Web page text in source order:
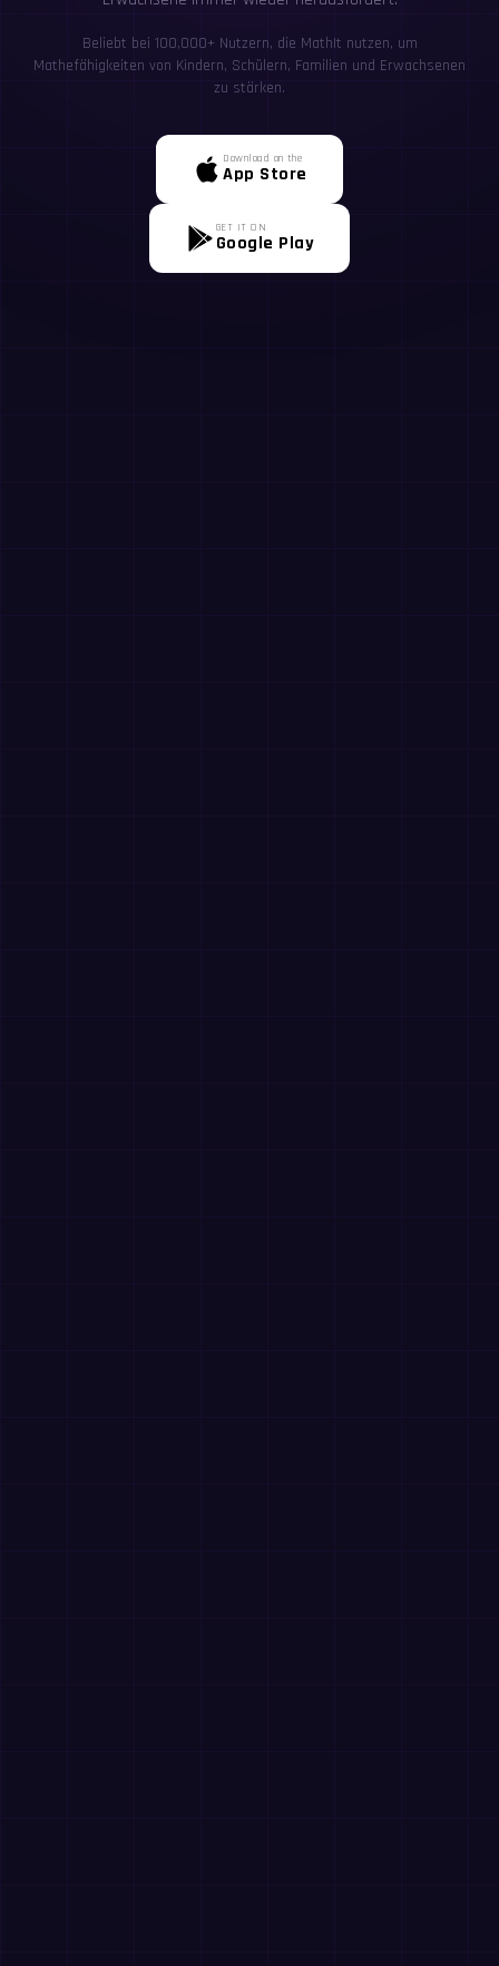
Beliebt bei 100,000+ Nutzern, die MathIt nutzen, um
Mathefähigkeiten von Kindern, Schülern, Familien und Erwachsenen
zu stärken.
Download on the
App Store
GET IT ON
Google Play